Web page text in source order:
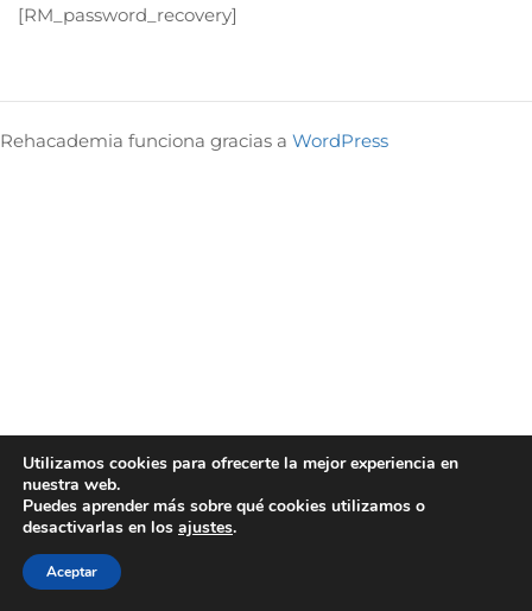
[RM_password_recovery]
Rehacademia funciona gracias a WordPress
Utilizamos cookies para ofrecerte la mejor experiencia en
nuestra web.
Puedes aprender más sobre qué cookies utilizamos o
desactivarlas en los ajustes.
Aceptar